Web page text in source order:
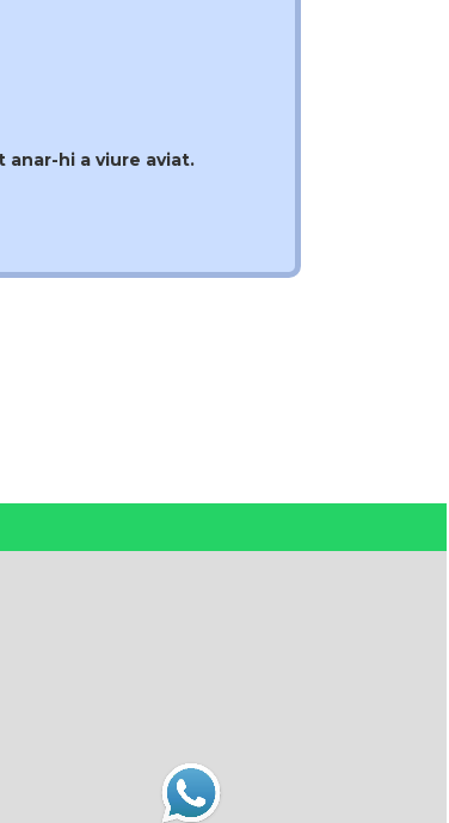
hi a viure aviat.